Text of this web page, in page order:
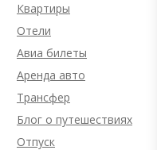
Квартиры
Отели
Авиа билеты
Аренда авто
Трансфер
Блог о путешествиях
Отпуск